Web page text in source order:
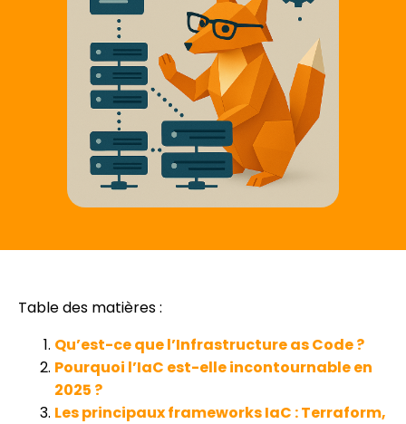
Table des matières :
Qu’est-ce que l’Infrastructure as Code ?
Pourquoi l’IaC est-elle incontournable en
2025 ?
Les principaux frameworks IaC : Terraform,